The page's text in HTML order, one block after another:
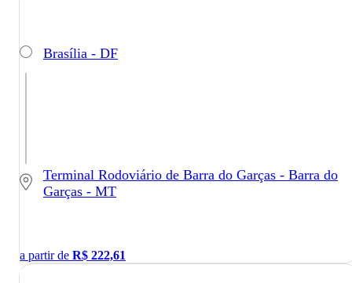
Brasília - DF
Terminal Rodoviário de Barra do Garças - Barra do
Garças - MT
a partir de R$ 222,61